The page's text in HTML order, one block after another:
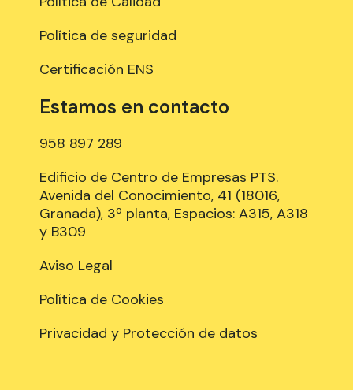
Política de seguridad
Certificación ENS
Estamos en contacto
958 897 289
Edificio de Centro de Empresas PTS.
Avenida del Conocimiento, 41 (18016,
Granada), 3º planta, Espacios: A315, A318
y B309
Aviso Legal
Política de Cookies
Privacidad y Protección de datos